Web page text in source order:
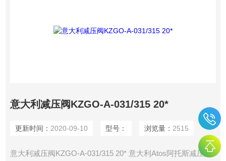
意大利减压阀KZGO-A-031/315 20*
更新时间： 2020-09-10 型号： 浏览量： 2515
意大利减压阀KZGO-A-031/315 20* 意大利Atos阿托斯减压阀